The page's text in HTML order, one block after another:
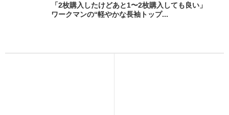
「2枚購入したけどあと1〜2枚購入しても良い」
ワークマンの“軽やかな長袖トップ...